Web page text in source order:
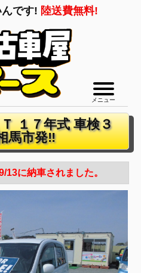
です! 陸送費無料!
メニュー
１７年式 車検３
馬市発‼
13に納車されました。